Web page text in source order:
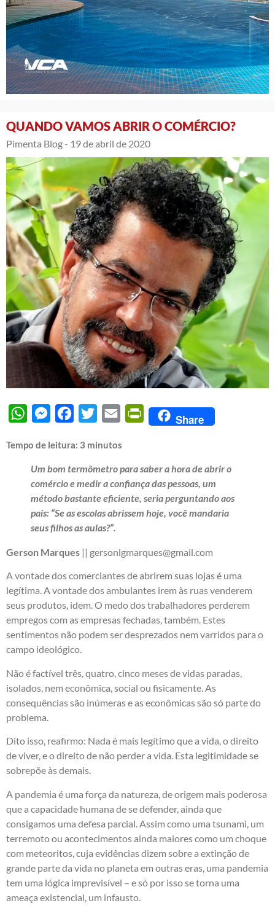
QUANDO VAMOS ABRIR O COMÉRCIO?
Pimenta Blog - 19 de abril de 2020
WhatsAppMessengerFacebook
Twitter Email PrintFriendly
Share
Tempo de leitura: 3 minutos
Um bom termômetro para saber a hora de abrir o
comércio e medir a confiança das pessoas, um
método bastante eficiente, seria perguntando aos
pais: “Se as escolas abrissem hoje, você mandaria
seus filhos as aulas?”.
Gerson Marques || gersonlgmarques@gmail.com
A vontade dos comerciantes de abrirem suas lojas é uma
legítima. A vontade dos ambulantes irem às ruas venderem
seus produtos, idem. O medo dos trabalhadores perderem
empregos com as empresas fechadas, também. Estes
sentimentos não podem ser desprezados nem varridos para o
campo ideológico.
Não é factível três, quatro, cinco meses de vidas paradas,
isolados, nem econômica, social ou fisicamente. As
consequências são inúmeras e as econômicas são só parte do
problema.
Dito isso, reafirmo: Nada é mais legítimo que a vida, o direito
de viver, e o direito de não perder a vida. Esta legitimidade se
sobrepõe às demais.
A pandemia é uma força da natureza, de origem mais poderosa
que a capacidade humana de se defender, ainda que
consigamos uma defesa parcial. Assim como uma tsunami, um
terremoto ou acontecimentos ainda maiores como um choque
com meteoritos, cuja evidências dizem sobre a extinção de
grande parte da vida no planeta em outras eras, uma pandemia
tem uma lógica imprevisível – e só por isso se torna uma
ameaça existencial, um infausto.